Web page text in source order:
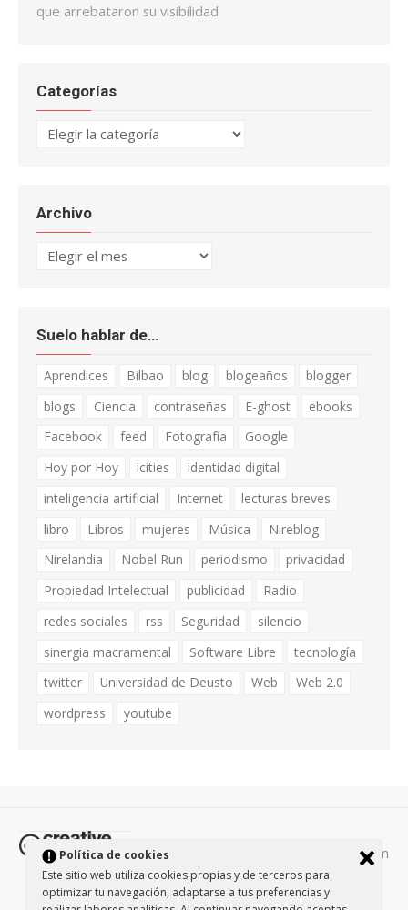
Política de cookies
Este sitio web utiliza cookies propias y de terceros para
optimizar tu navegación, adaptarse a tus preferencias y
que arrebataron su visibilidad
Categorías
Categorías
Archivo
Archivo
Suelo hablar de…
Aprendices Bilbao blog blogeaños
blogger
blogs
Ciencia contraseñas E-ghost
ebooks
Facebook
feed Fotografía
Google
Hoy por Hoy
icities
identidad digital
inteligencia artificial
Internet
lecturas breves
libro
Libros mujeres Música
Nireblog
Nirelandia
Nobel Run periodismo
privacidad
Propiedad Intelectual
publicidad
Radio
redes sociales
rss Seguridad
silencio
sinergia macramental
Software Libre
tecnología
twitter
Universidad de Deusto Web
Web 2.0
wordpress
youtube
Todos los contenidos de esta página están
protegidos por la licencia Creative Commons Attribution-
NonCommercial-ShareAlike 3.0. / Política de privacidad